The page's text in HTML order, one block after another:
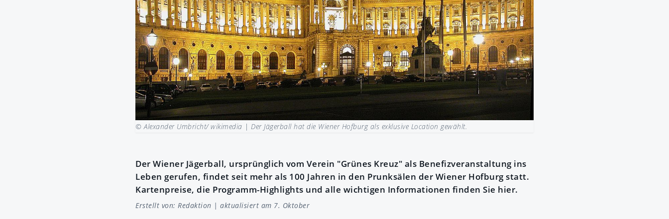
© Alexander Umbricht/ wikimedia | Der Jägerball hat die Wiener Hofburg als exklusive Location gewählt.
Der Wiener Jägerball, ursprünglich vom Verein "Grünes Kreuz" als Benefizveranstaltung ins
Leben gerufen, findet seit mehr als 100 Jahren in den Prunksälen der Wiener Hofburg statt.
Kartenpreise, die Programm-Highlights und alle wichtigen Informationen finden Sie hier.
Erstellt von: Redaktion | aktualisiert am 7. Oktober